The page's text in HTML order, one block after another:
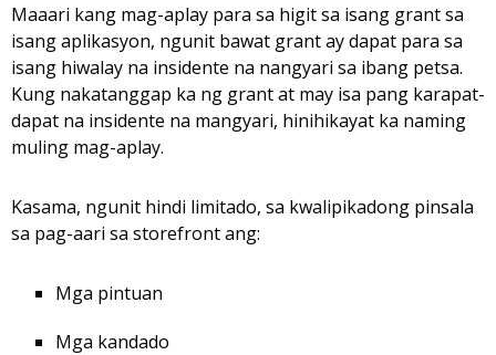
Maaari kang mag-aplay para sa higit sa isang grant sa
isang aplikasyon, ngunit bawat grant ay dapat para sa
isang hiwalay na insidente na nangyari sa ibang petsa.
Kung nakatanggap ka ng grant at may isa pang karapat-
dapat na insidente na mangyari, hinihikayat ka naming
muling mag-aplay.
Kasama, ngunit hindi limitado, sa kwalipikadong pinsala
sa pag-aari sa storefront ang:
Mga pintuan
Mga kandado